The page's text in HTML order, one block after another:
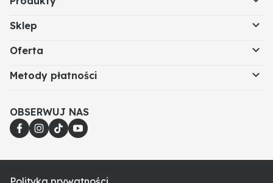
Sklep
Oferta
Metody płatności
OBSERWUJ NAS